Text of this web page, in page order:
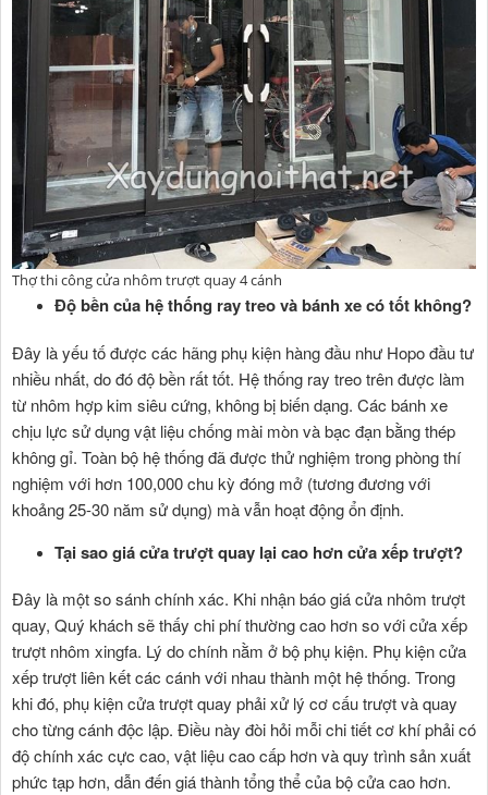
Thợ thi công cửa nhôm trượt quay 4 cánh
Độ bền của hệ thống ray treo và bánh xe có tốt không?
Đây là yếu tố được các hãng phụ kiện hàng đầu như Hopo đầu tư
nhiều nhất, do đó độ bền rất tốt. Hệ thống ray treo trên được làm
từ nhôm hợp kim siêu cứng, không bị biến dạng. Các bánh xe
chịu lực sử dụng vật liệu chống mài mòn và bạc đạn bằng thép
không gỉ. Toàn bộ hệ thống đã được thử nghiệm trong phòng thí
nghiệm với hơn 100,000 chu kỳ đóng mở (tương đương với
khoảng 25-30 năm sử dụng) mà vẫn hoạt động ổn định.
Tại sao giá cửa trượt quay lại cao hơn cửa xếp trượt?
Đây là một so sánh chính xác. Khi nhận báo giá cửa nhôm trượt
quay, Quý khách sẽ thấy chi phí thường cao hơn so với cửa xếp
trượt nhôm xingfa. Lý do chính nằm ở bộ phụ kiện. Phụ kiện cửa
xếp trượt liên kết các cánh với nhau thành một hệ thống. Trong
khi đó, phụ kiện cửa trượt quay phải xử lý cơ cấu trượt và quay
cho từng cánh độc lập. Điều này đòi hỏi mỗi chi tiết cơ khí phải có
độ chính xác cực cao, vật liệu cao cấp hơn và quy trình sản xuất
phức tạp hơn, dẫn đến giá thành tổng thể của bộ cửa cao hơn.